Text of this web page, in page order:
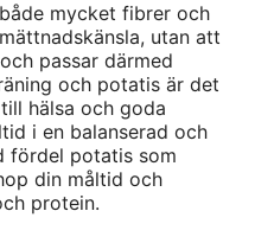
mycket fibrer och
utan att
passar därmed
och potatis är det
hälsa och goda
i en balanserad och
fördel potatis som
din måltid och
protein.